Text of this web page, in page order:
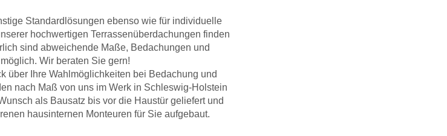
Standardlösungen ebenso wie für individuelle
hochwertigen Terrassenüberdachungen finden
sind abweichende Maße, Bedachungen und
Wir beraten Sie gern!
über Ihre Wahlmöglichkeiten bei Bedachung und
nach Maß von uns im Werk in Schleswig-Holstein
als Bausatz bis vor die Haustür geliefert und
hausinternen Monteuren für Sie aufgebaut.